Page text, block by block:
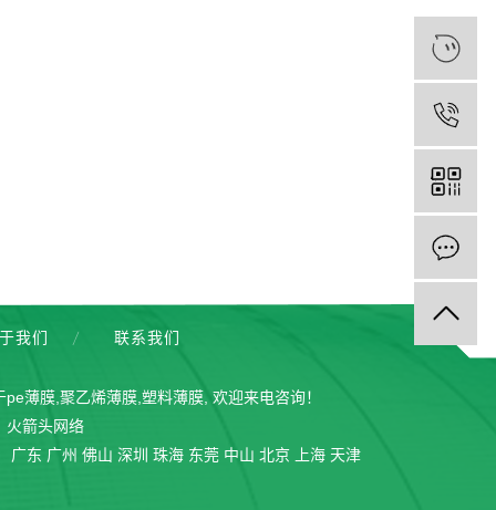
我们 联系我们
pe薄膜 聚乙烯薄膜 塑料薄膜 , 欢迎来电咨询！
火箭头网络
广东 广州 佛山 深圳 珠海 东莞 中山 北京 上海 天津